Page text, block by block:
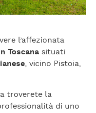
l’affezionata
Toscana situati
, vicino Pistoia,
troverete la
di uno